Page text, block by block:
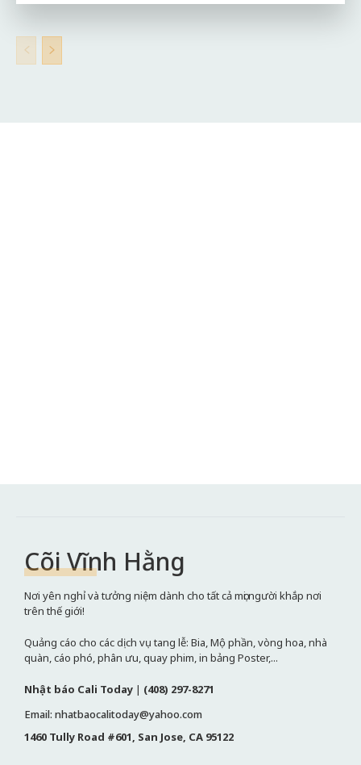
Cõi Vĩnh Hằng
Nơi yên nghỉ và tưởng niệm dành cho tất cả mọi người khắp nơi
trên thế giới!
Quảng cáo cho các dịch vụ tang lễ: Bia, Mộ phần, vòng hoa, nhà
quàn, cáo phó, phân ưu, quay phim, in bảng Poster,...
Nhật báo Cali Today | (408) 297-8271
Email: nhatbaocalitoday@yahoo.com
1460 Tully Road #601, San Jose, CA 95122